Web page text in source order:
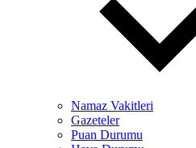
Namaz Vakitleri
Gazeteler
Puan Durumu